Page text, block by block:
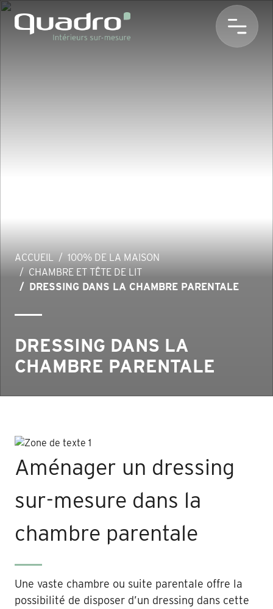
ACCUEIL
100% DE LA MAISON
CHAMBRE ET TÊTE DE LIT
DRESSING DANS LA CHAMBRE PARENTALE
DRESSING DANS LA
CHAMBRE PARENTALE
Aménager un dressing
sur-mesure dans la
chambre parentale
Une vaste chambre ou suite parentale offre la
possibilité de disposer d’un dressing dans cette